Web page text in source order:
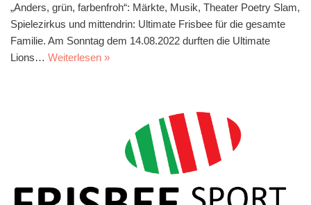
„Anders, grün, farbenfroh“: Märkte, Musik, Theater Poetry Slam,
Spielezirkus und mittendrin: Ultimate Frisbee für die gesamte
Familie. Am Sonntag dem 14.08.2022 durften die Ultimate
Lions… Weiterlesen »